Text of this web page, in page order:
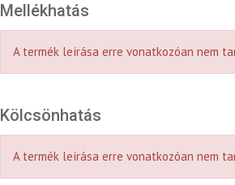
Mellékhatás
A termék leírása erre vonatkozóan nem
Kölcsönhatás
A termék leírása erre vonatkozóan nem